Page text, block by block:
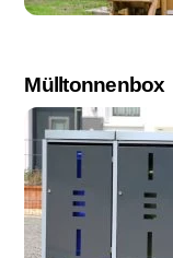
Mülltonnenbox